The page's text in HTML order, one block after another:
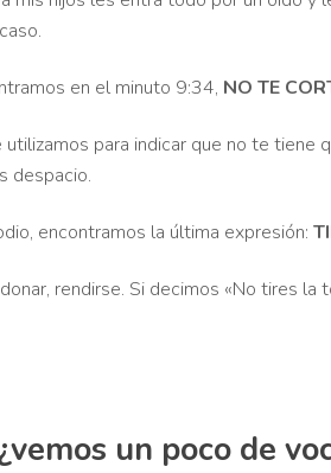
en el minuto 9:34, NO TE
para indicar que no te
despacio.
encontramos la última expresión:
rendirse. Si decimos «No tires
un poco de